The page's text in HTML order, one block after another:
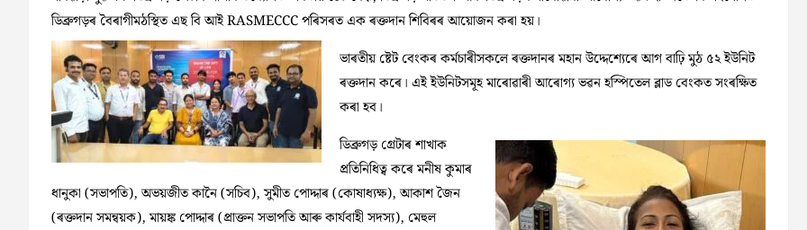
ডিব্ৰুগড়ৰ বৈৰাগীমঠস্থিত এছ বি আই RASMECCC পৰিসৰত এক ৰক্তদান শিবিৰৰ আয়োজন কৰা হয়।
ভাৰতীয় ষ্টেট বেংকৰ কৰ্মচাৰীসকলে ৰক্তদানৰ মহান উদ্দেশ্যেৰে আগ বাঢ়ি মুঠ ৫২ ইউনিট
ৰক্তদান কৰে। এই ইউনিটসমূহ মাৰোৱাৰী আৰোগ্য ভৱন হস্পিতেল ব্লাড বেংকত সংৰক্ষিত
কৰা হব।
ডিব্ৰুগড় গ্ৰেটাৰ শাখাক
প্ৰতিনিধিত্ব কৰে মনীষ কুমাৰ
ধানুকা (সভাপতি), অভয়জীত কানৈ (সচিব), সুমীত পোদ্দাৰ (কোষাধ্যক্ষ), আকাশ জৈন
(ৰক্তদান সমন্বয়ক), মায়ঙ্ক পোদ্দাৰ (প্ৰাক্তন সভাপতি আৰু কাৰ্যবাহী সদস্য), মেহুল